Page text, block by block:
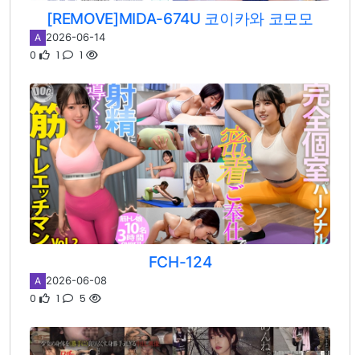
[REMOVE]MIDA-674U 코이카와 코모모
A 2026-06-14
0 1 1
FCH-124
A 2026-06-08
0 1 5